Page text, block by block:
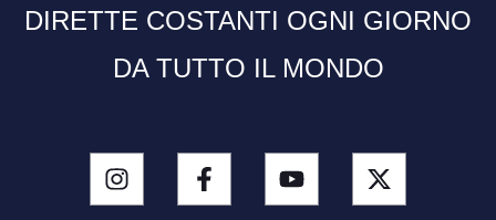
DIRETTE COSTANTI OGNI GIORNO
DA TUTTO IL MONDO